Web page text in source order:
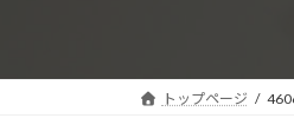
トップページ